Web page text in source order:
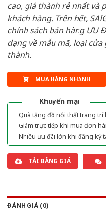
cao, giá thành rẻ nhất và
khách hàng. Trên hết,
chính sách bán hàng ƯU
dạng về mẫu mã, loại cửa
thành.
MUA HÀNG NHANH
Khuyến mại
Quà tặng đồ nội thất trang trí
Giảm trực tiếp khi mua đơn
Nhiều ưu đãi lớn khi đăng ký
TẢI BẢNG GIÁ
ĐÁNH GIÁ (0)